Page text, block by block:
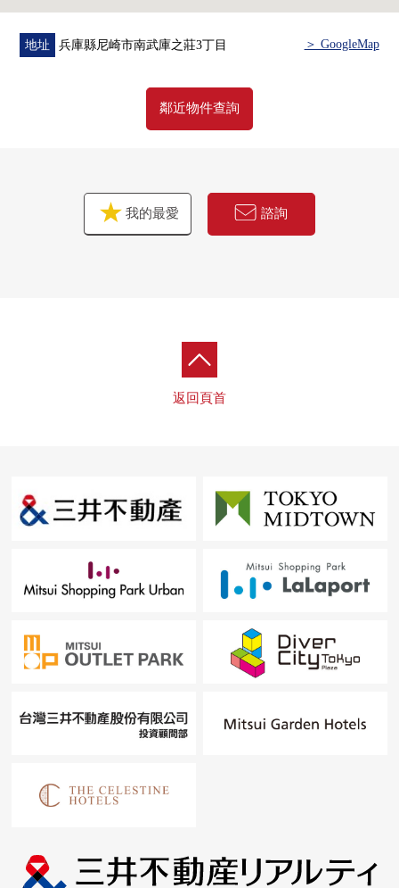
地址 兵庫縣尼崎市南武庫之莊3丁目 ＞ GoogleMap
鄰近物件查詢
我的最愛 諮詢
返回頁首